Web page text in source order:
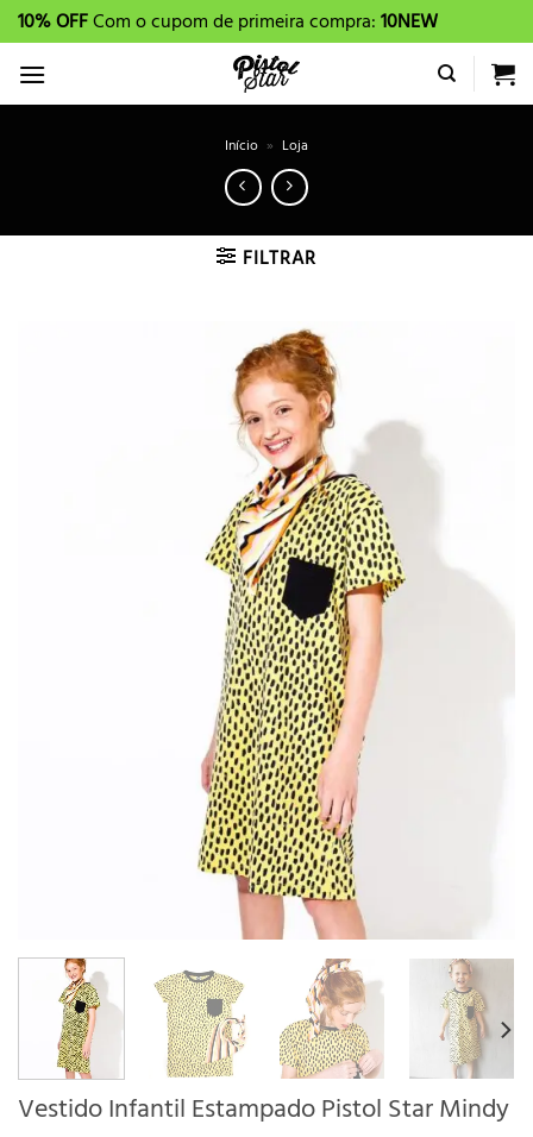
Skip
to
content
10% OFFCom o cupom de primeira compra:10NEW
Início » Loja
FILTRAR
Vestido Infantil Estampado Pistol Star Mindy